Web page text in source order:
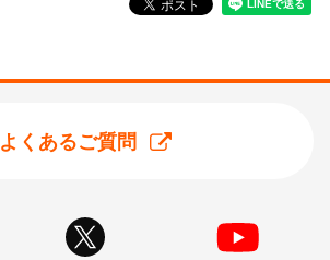
よくあるご質問